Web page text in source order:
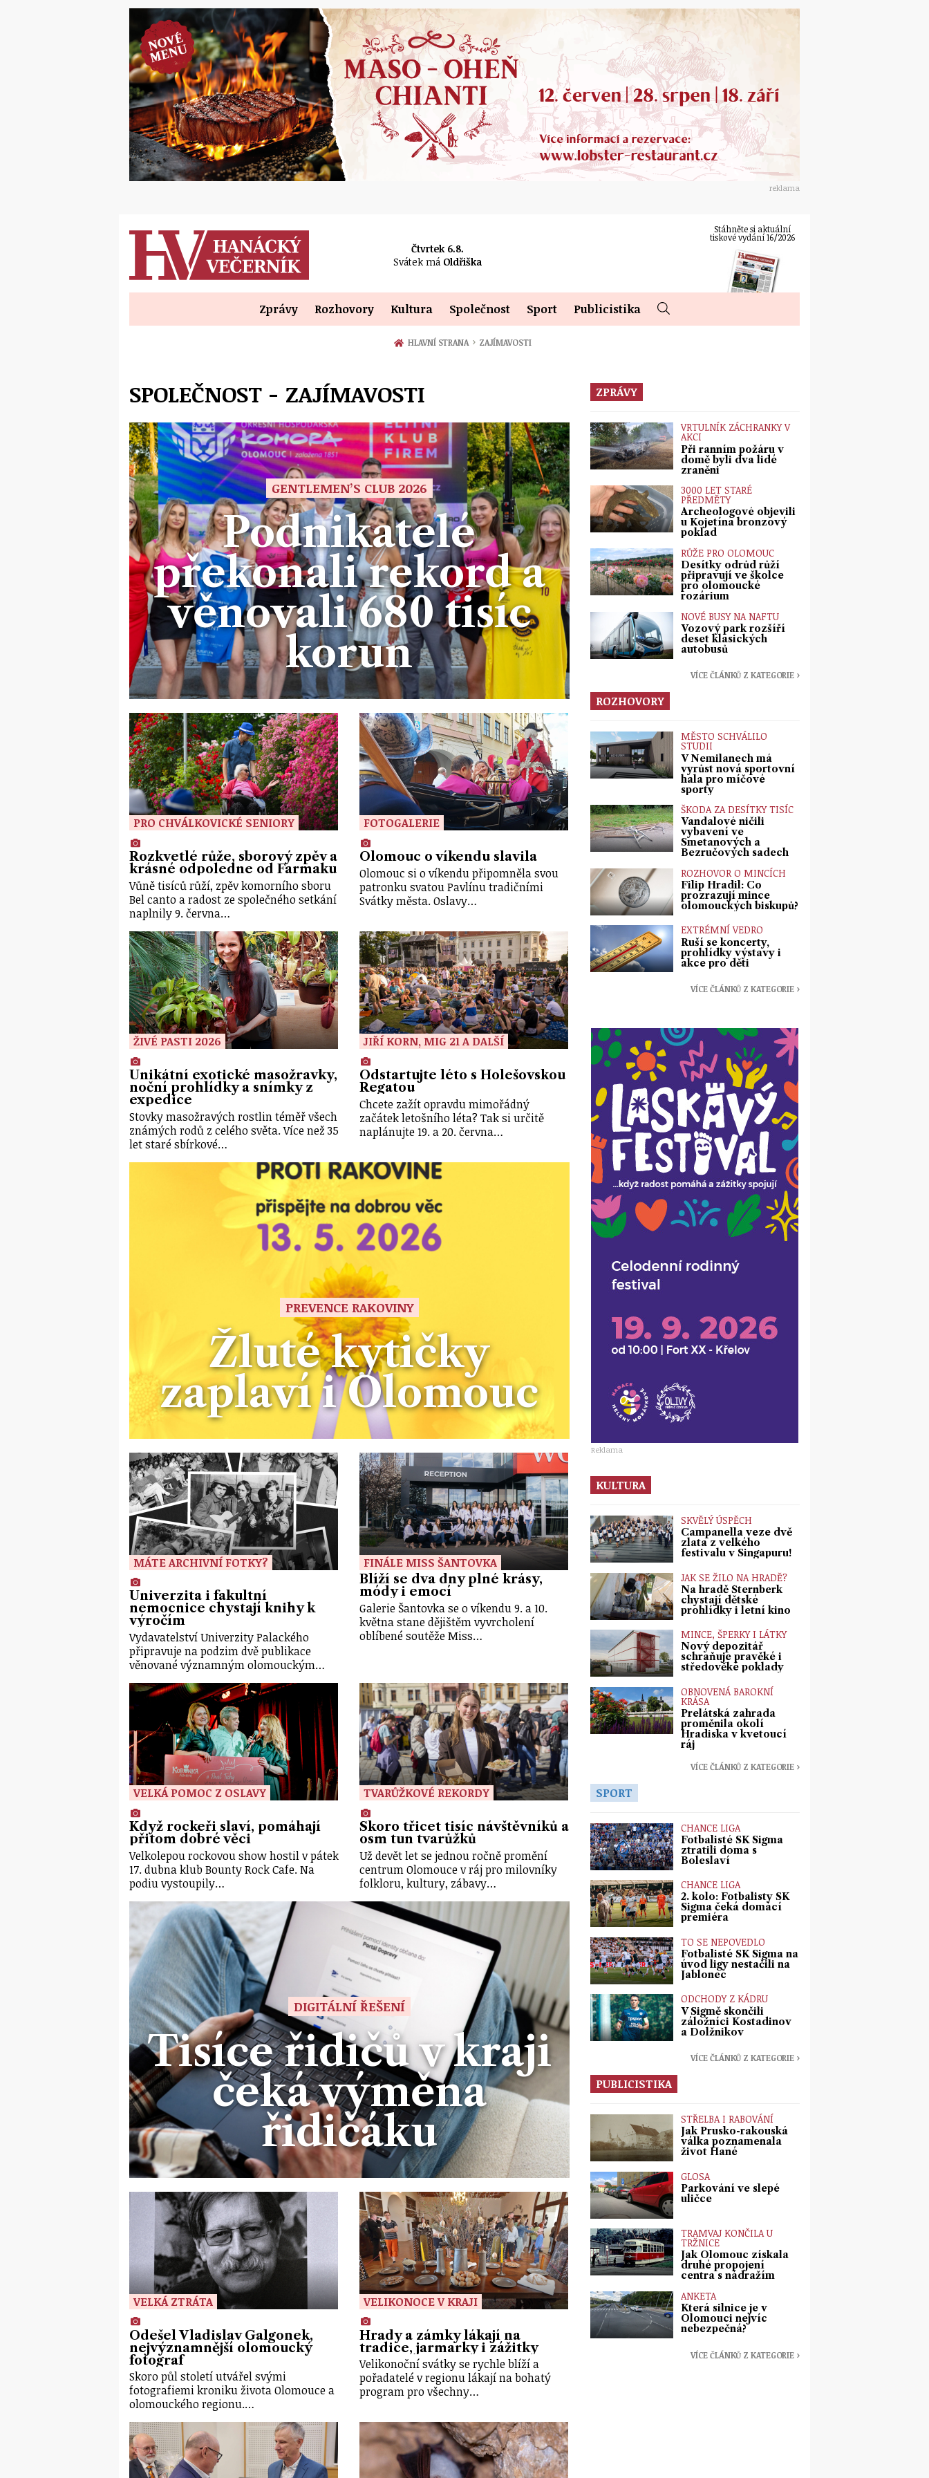
reklama
Čtvrtek 6.8.
Svátek má Oldřiška
Stáhněte si aktuální
tiskové vydání 16/2026
Zprávy Rozhovory Kultura Společnost Sport Publicistika
HLAVNÍ STRANA › ZAJÍMAVOSTI
SPOLEČNOST - ZAJÍMAVOSTI
GENTLEMEN’S CLUB 2026
Podnikatelé
překonali rekord a
věnovali 680 tisíc
korun
PRO CHVÁLKOVICKÉ SENIORY
Rozkvetlé růže, sborový zpěv a
krásné odpoledne od Farmaku
Vůně tisíců růží, zpěv komorního sboru
Bel canto a radost ze společného setkání
naplnily 9. června…
FOTOGALERIE
Olomouc o víkendu slavila
Olomouc si o víkendu připomněla svou
patronku svatou Pavlínu tradičními
Svátky města. Oslavy…
ŽIVÉ PASTI 2026
Unikátní exotické masožravky,
noční prohlídky a snímky z
expedice
Stovky masožravých rostlin téměř všech
známých rodů z celého světa. Více než 35
let staré sbírkové…
JIŘÍ KORN, MIG 21 A DALŠÍ
Odstartujte léto s Holešovskou
Regatou
Chcete zažít opravdu mimořádný
začátek letošního léta? Tak si určitě
naplánujte 19. a 20. června…
PREVENCE RAKOVINY
Žluté kytičky
zaplaví i Olomouc
MÁTE ARCHIVNÍ FOTKY?
Univerzita i fakultní
nemocnice chystají knihy k
výročím
Vydavatelství Univerzity Palackého
připravuje na podzim dvě publikace
věnované významným olomouckým…
FINÁLE MISS ŠANTOVKA
Blíží se dva dny plné krásy,
módy i emocí
Galerie Šantovka se o víkendu 9. a 10.
května stane dějištěm vyvrcholení
oblíbené soutěže Miss…
VELKÁ POMOC Z OSLAVY
Když rockeři slaví, pomáhají
přitom dobré věci
Velkolepou rockovou show hostil v pátek
17. dubna klub Bounty Rock Cafe. Na
podiu vystoupily…
TVARŮŽKOVÉ REKORDY
Skoro třicet tisíc návštěvníků a
osm tun tvarůžků
Už devět let se jednou ročně promění
centrum Olomouce v ráj pro milovníky
folkloru, kultury, zábavy…
DIGITÁLNÍ ŘEŠENÍ
Tisíce řidičů v kraji
čeká výměna
řidičáku
VELKÁ ZTRÁTA
Odešel Vladislav Galgonek,
nejvýznamnější olomoucký
fotograf
Skoro půl století utvářel svými
fotografiemi kroniku života Olomouce a
olomouckého regionu.…
VELIKONOCE V KRAJI
Hrady a zámky lákají na
tradice, jarmarky i zážitky
Velikonoční svátky se rychle blíží a
pořadatelé v regionu lákají na bohatý
program pro všechny…
ZPRÁVY
VRTULNÍK ZÁCHRANKY V
AKCI
Při ranním požáru v
domě byli dva lidé
zraněni
3000 LET STARÉ
PŘEDMĚTY
Archeologové objevili
u Kojetína bronzový
poklad
RŮŽE PRO OLOMOUC
Desítky odrůd růží
připravují ve školce
pro olomoucké
rozárium
NOVÉ BUSY NA NAFTU
Vozový park rozšíří
deset klasických
autobusů
VÍCE ČLÁNKŮ Z KATEGORIE ›
ROZHOVORY
MĚSTO SCHVÁLILO
STUDII
V Nemilanech má
vyrůst nová sportovní
hala pro míčové
sporty
ŠKODA ZA DESÍTKY TISÍC
Vandalové ničili
vybavení ve
Smetanových a
Bezručových sadech
ROZHOVOR O MINCÍCH
Filip Hradil: Co
prozrazují mince
olomouckých biskupů?
EXTRÉMNÍ VEDRO
Ruší se koncerty,
prohlídky výstavy i
akce pro děti
VÍCE ČLÁNKŮ Z KATEGORIE ›
Reklama
KULTURA
SKVĚLÝ ÚSPĚCH
Campanella veze dvě
zlata z velkého
festivalu v Singapuru!
JAK SE ŽILO NA HRADĚ?
Na hradě Šternberk
chystají dětské
prohlídky i letní kino
MINCE, ŠPERKY I LÁTKY
Nový depozitář
schraňuje pravěké i
středověké poklady
OBNOVENÁ BAROKNÍ
KRÁSA
Prelátská zahrada
proměnila okolí
Hradiska v kvetoucí
ráj
VÍCE ČLÁNKŮ Z KATEGORIE ›
SPORT
CHANCE LIGA
Fotbalisté SK Sigma
ztratili doma s
Boleslaví
CHANCE LIGA
2. kolo: Fotbalisty SK
Sigma čeká domácí
premiéra
TO SE NEPOVEDLO
Fotbalisté SK Sigma na
úvod ligy nestačili na
Jablonec
ODCHODY Z KÁDRU
V Sigmě skončili
záložníci Kostadinov
a Dolžnikov
VÍCE ČLÁNKŮ Z KATEGORIE ›
PUBLICISTIKA
STŘELBA I RABOVÁNÍ
Jak Prusko-rakouská
válka poznamenala
život Hané
GLOSA
Parkování ve slepé
uličce
TRAMVAJ KONČILA U
TRŽNICE
Jak Olomouc získala
druhé propojení
centra s nádražím
ANKETA
Která silnice je v
Olomouci nejvíc
nebezpečná?
VÍCE ČLÁNKŮ Z KATEGORIE ›